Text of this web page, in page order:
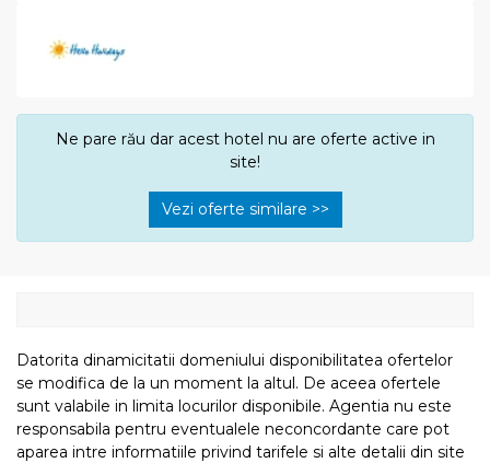
Ne pare rău dar acest hotel nu are oferte active in
site!
Vezi oferte similare >>
Datorita dinamicitatii domeniului disponibilitatea ofertelor
se modifica de la un moment la altul. De aceea ofertele
sunt valabile in limita locurilor disponibile. Agentia nu este
responsabila pentru eventualele neconcordante care pot
aparea intre informatiile privind tarifele si alte detalii din site